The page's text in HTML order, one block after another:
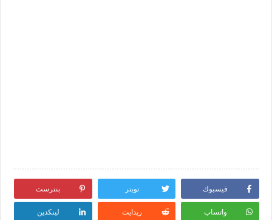
فيسبوك تويتر بنترست
واتساب ريدايت لينكدين